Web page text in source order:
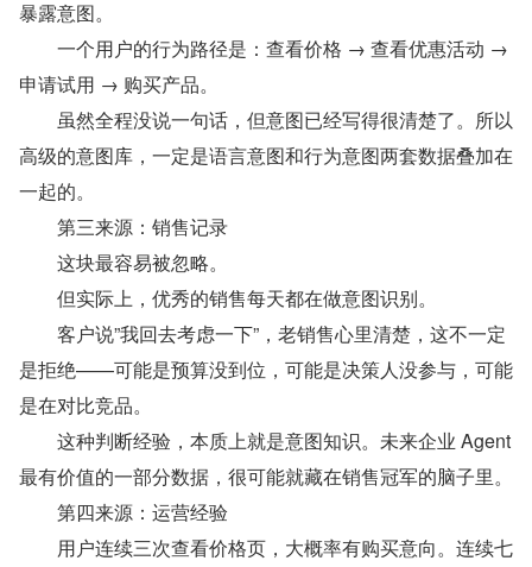
暴露意图。
一个用户的行为路径是：查看价格 → 查看优惠活动 →
申请试用 → 购买产品。
虽然全程没说一句话，但意图已经写得很清楚了。所以
高级的意图库，一定是语言意图和行为意图两套数据叠加在
一起的。
第三来源：销售记录
这块最容易被忽略。
但实际上，优秀的销售每天都在做意图识别。
客户说”我回去考虑一下”，老销售心里清楚，这不一定
是拒绝——可能是预算没到位，可能是决策人没参与，可能
是在对比竞品。
这种判断经验，本质上就是意图知识。未来企业 Agent
最有价值的一部分数据，很可能就藏在销售冠军的脑子里。
第四来源：运营经验
用户连续三次查看价格页，大概率有购买意向。连续七